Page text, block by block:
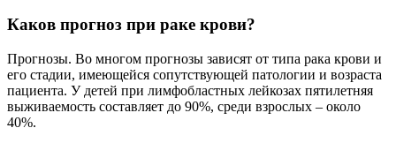
Каков прогноз при раке крови?
Прогнозы. Во многом прогнозы зависят от типа рака крови и
его стадии, имеющейся сопутствующей патологии и возраста
пациента. У детей при лимфобластных лейкозах пятилетняя
выживаемость составляет до 90%, среди взрослых – около
40%.